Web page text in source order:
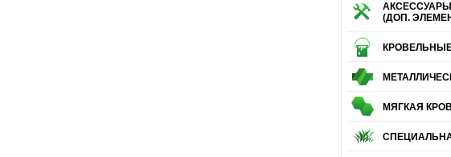
АКСЕССУАРЫ
(ДОП.
МЯГКАЯ